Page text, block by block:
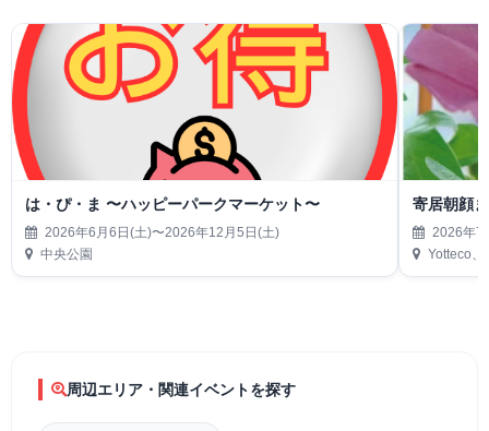
は・ぴ・ま 〜ハッピーパークマーケット〜
2026年6月6日(土)〜2026年12月5日(土)
中央公園
寄居朝顔
2026年7
Yotteco、
周辺エリア・関連イベントを探す